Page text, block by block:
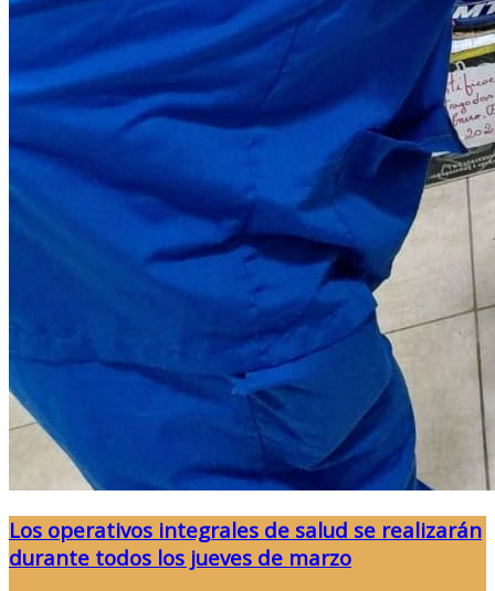
Los operativos integrales de salud se realizarán
durante todos los jueves de marzo